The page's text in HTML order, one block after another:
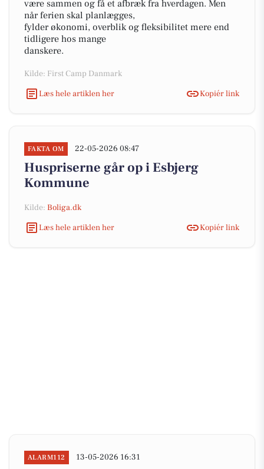
være sammen og få et afbræk fra hverdagen. Men
når ferien skal planlægges,
fylder økonomi, overblik og fleksibilitet mere end
tidligere hos mange
danskere.
Kilde: First Camp Danmark
Læs hele artiklen her
Kopiér link
FAKTA OM 22-05-2026 08:47
Huspriserne går op i Esbjerg
Kommune
Kilde: Boliga.dk
Læs hele artiklen her
Kopiér link
ALARM112 13-05-2026 16:31